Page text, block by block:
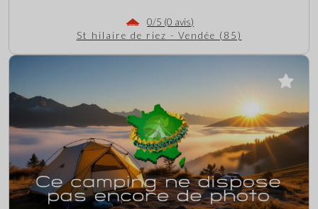
0/5 (0 avis)
St hilaire de riez - Vendée (85)